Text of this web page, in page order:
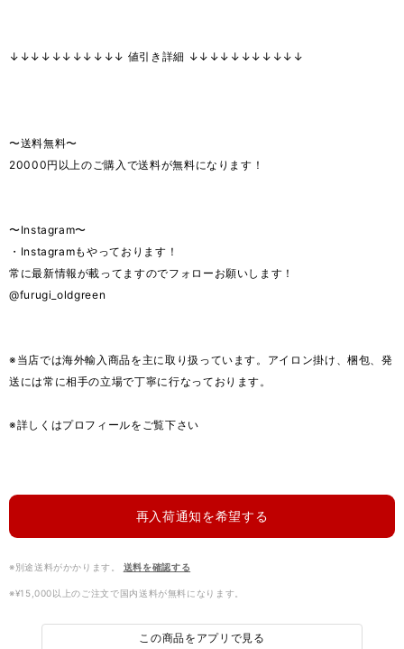
↓↓↓↓↓↓↓↓↓↓↓ 値引き詳細 ↓↓↓↓↓↓↓↓↓↓↓
〜送料無料〜
20000円以上のご購入で送料が無料になります！
〜Instagram〜
・Instagramもやっております！
常に最新情報が載ってますのでフォローお願いします！
@furugi_oldgreen
※当店では海外輸入商品を主に取り扱っています。アイロン掛け、梱包、発
送には常に相手の立場で丁寧に行なっております。
※詳しくはプロフィールをご覧下さい
再入荷通知を希望する
※別途送料がかかります。 送料を確認する
※¥15,000以上のご注文で国内送料が無料になります。
この商品をアプリで見る